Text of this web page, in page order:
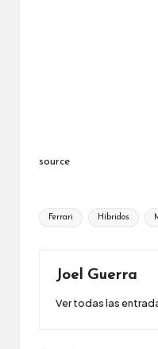
source
Etiquetas:
Ferrari Híbridos
Joel Guerra
Ver todas las